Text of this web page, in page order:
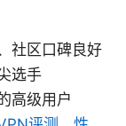
社区口碑良好
选手
高级用户